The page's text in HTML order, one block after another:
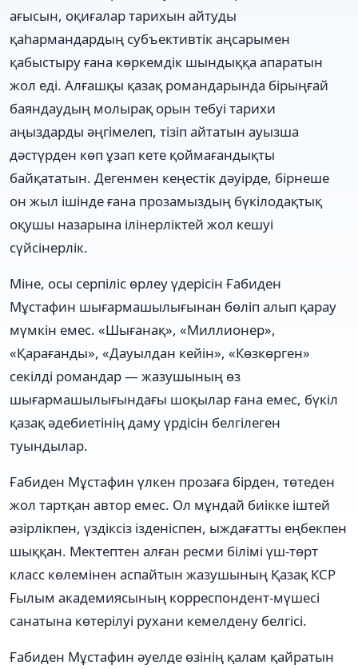
ағысын, оқиғалар тарихын айтуды
қаһармандардың субъективтік аңсарымен
қабыстыру ғана көркемдік шындыққа апаратын
жол еді. Алғашқы қазақ романдарында бірыңғай
баяндаудың молырақ орын тебуі тарихи
аңыздарды әңгімелеп, тізіп айтатын ауызша
дәстүрден көп ұзап кете қоймағандықты
байқататын. Дегенмен кеңестік дәуірде, бірнеше
он жыл ішінде ғана прозамыздың бүкілодақтық
оқушы назарына ілінерліктей жол кешуі
сүйсінерлік.
Міне, осы серпіліс өрлеу үдерісін Ғабиден
Мұстафин шығармашылығынан бөліп алып қарау
мүмкін емес. «Шығанақ», «Миллионер»,
«Қарағанды», «Дауылдан кейін», «Көзкөрген»
секілді романдар — жазушының өз
шығармашылығындағы шоқылар ғана емес, бүкіл
қазақ әдебиетінің даму үрдісін белгілеген
туындылар.
Ғабиден Мұстафин үлкен прозаға бірден, төтеден
жол тартқан автор емес. Ол мұндай биікке іштей
әзірлікпен, үздіксіз ізденіспен, ыждағатты еңбекпен
шыққан. Мектептен алған ресми білімі үш-төрт
класс көлемінен аспайтын жазушының Қазақ КСР
Ғылым академиясының корреспондент-мүшесі
санатына көтерілуі рухани кемелдену белгісі.
Ғабиден Мұстафин әуелде өзінің қалам қайратын